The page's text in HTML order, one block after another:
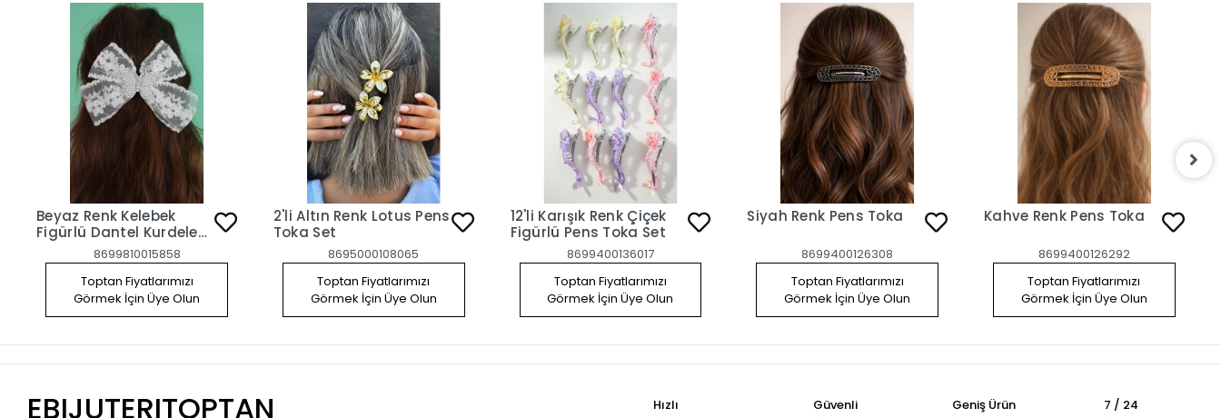
Beyaz Renk Kelebek
Figürlü Dantel Kurdele
Pens Toka8699810015858
Toptan Fiyatlarımızı
Görmek İçin Üye Olun
2'li Altın Renk Lotus Pens
Toka Set
8695000108065
Toptan Fiyatlarımızı
Görmek İçin Üye Olun
12'li Karışık Renk Çiçek
Figürlü Pens Toka Set
8699400136017
Toptan Fiyatlarımızı
Görmek İçin Üye Olun
Siyah Renk Pens Toka
8699400126308
Toptan Fiyatlarımızı
Görmek İçin Üye Olun
Kahve Renk Pens Toka
8699400126292
Toptan Fiyatlarımızı
Görmek İçin Üye Olun
EBIJUTERITOPTAN
Hızlı
Güvenli
Geniş Ürün
7 / 24